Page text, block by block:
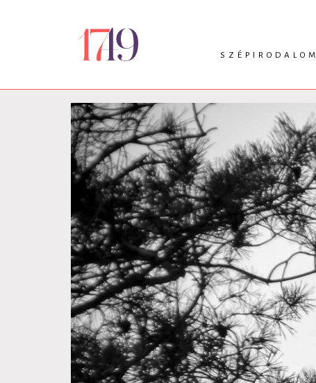
SZÉPIRODALOM
VERS
DRÁMA